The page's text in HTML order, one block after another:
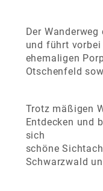
Der
und führt vorbei
ehemaligen
Otschenfeld
Trotz mäßigen
Entdecken und
sich
schöne
Schwarzwald